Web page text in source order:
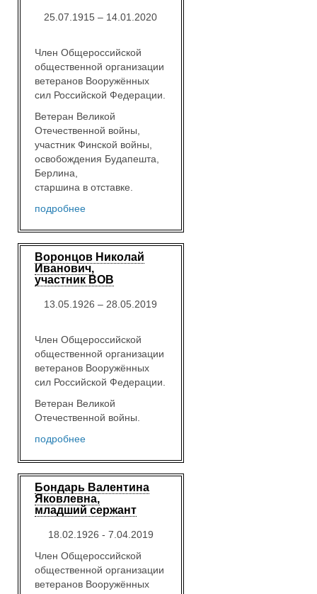
25.07.1915 – 14.01.2020
Член Общероссийской
общественной организации
ветеранов Вооружённых
сил Российской Федерации.
Ветеран Великой
Отечественной войны,
участник Финской войны,
освобождения Будапешта,
Берлина,
старшина в отставке.
подробнее
Воронцов Николай
Иванович,
участник ВОВ
13.05.1926 – 28.05.2019
Член Общероссийской
общественной организации
ветеранов Вооружённых
сил Российской Федерации.
Ветеран Великой
Отечественной войны.
подробнее
Бондарь Валентина
Яковлевна,
младший сержант
18.02.1926 - 7.04.2019
Член Общероссийской
общественной организации
ветеранов Вооружённых